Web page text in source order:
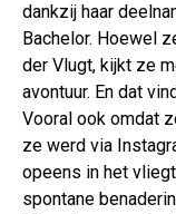
dankzij haar
Bachelor. Hoewel
der Vlugt, kijkt ze
avontuur. En dat
Vooral ook omdat
ze werd via
opeens in het
spontane